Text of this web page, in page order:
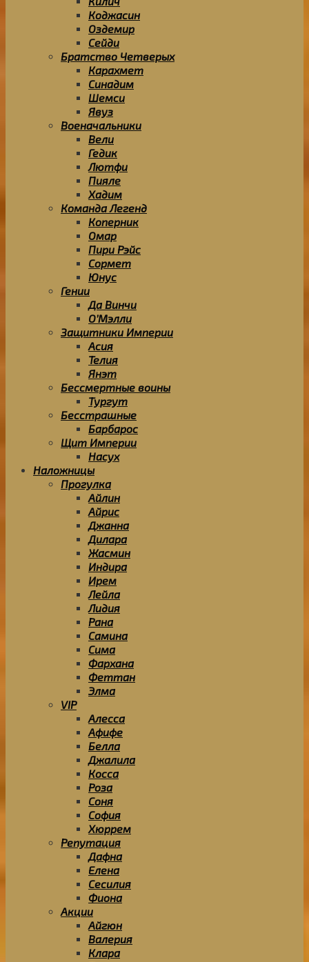
Коджасин
Оздемир
Сейди
Братство Четверых
Карахмет
Синадим
Шемси
Явуз
Военачальники
Вели
Гедик
Лютфи
Пияле
Хадим
Команда Легенд
Коперник
Омар
Пири Рэйс
Сормет
Юнус
Гении
Да Винчи
О’Мэлли
Защитники Империи
Асия
Телия
Янэт
Бессмертные воины
Тургут
Бесстрашные
Барбарос
Щит Империи
Насух
Наложницы
Прогулка
Айлин
Айрис
Джанна
Дилара
Жасмин
Индира
Ирем
Лейла
Лидия
Рана
Самина
Сима
Фархана
Феттан
Элма
VIP
Алесса
Афифе
Белла
Джалила
Косса
Роза
Соня
София
Хюррем
Репутация
Дафна
Елена
Сесилия
Фиона
Акции
Айгюн
Валерия
Клара